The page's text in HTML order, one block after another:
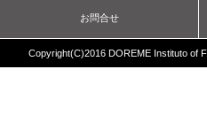
お問合せ
Copyright(C)2016 DOREME Instituto of